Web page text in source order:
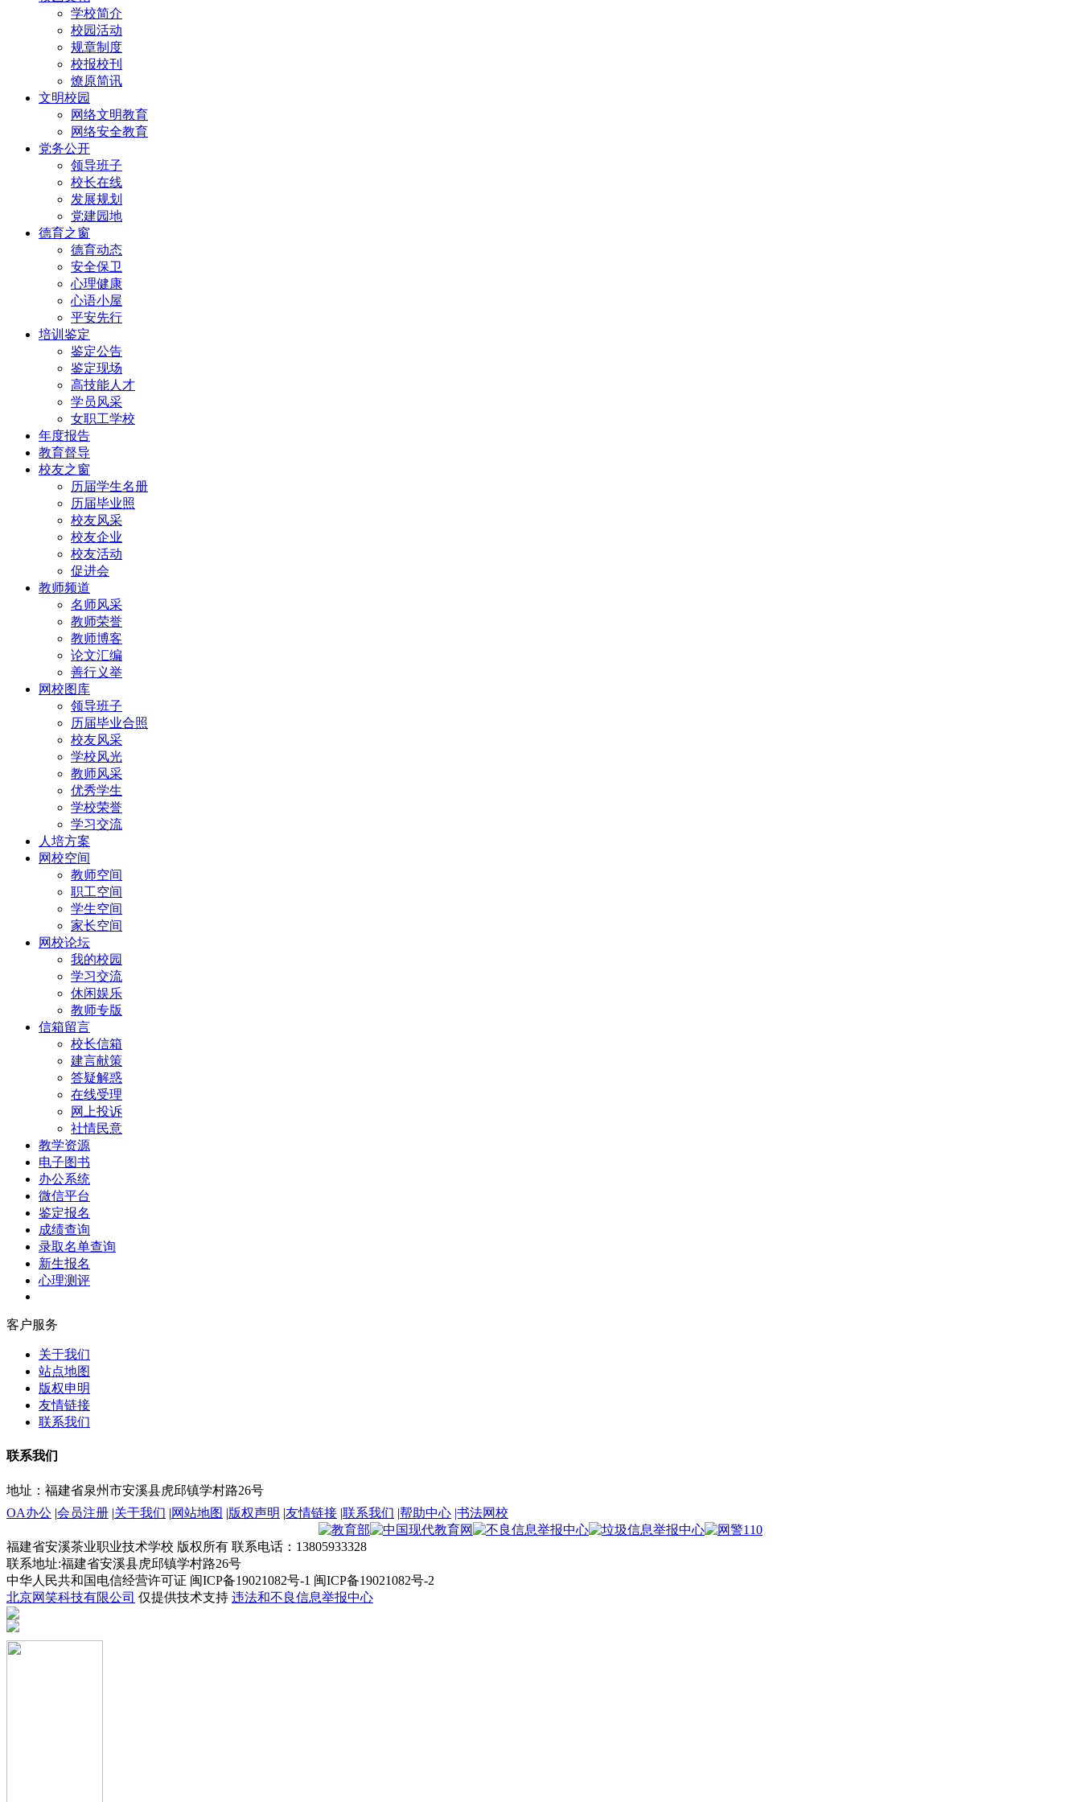
学校简介
校园活动
规章制度
校报校刊
燎原简讯
文明校园
网络文明教育
网络安全教育
党务公开
领导班子
校长在线
发展规划
党建园地
德育之窗
德育动态
安全保卫
心理健康
心语小屋
平安先行
培训鉴定
鉴定公告
鉴定现场
高技能人才
学员风采
女职工学校
年度报告
教育督导
校友之窗
历届学生名册
历届毕业照
校友风采
校友企业
校友活动
促进会
教师频道
名师风采
教师荣誉
教师博客
论文汇编
善行义举
网校图库
领导班子
历届毕业合照
校友风采
学校风光
教师风采
优秀学生
学校荣誉
学习交流
人培方案
网校空间
教师空间
职工空间
学生空间
家长空间
网校论坛
我的校园
学习交流
休闲娱乐
教师专版
信箱留言
校长信箱
建言献策
答疑解惑
在线受理
网上投诉
社情民意
教学资源
电子图书
办公系统
微信平台
鉴定报名
成绩查询
录取名单查询
新生报名
心理测评
客户服务
关于我们
站点地图
版权申明
友情链接
联系我们
联系我们
地址：福建省泉州市安溪县虎邱镇学村路26号
OA办公 |会员注册 |关于我们 |网站地图 |版权声明 |友情链接 |联系我们 |帮助中心 |书法网校
福建省安溪茶业职业技术学校 版权所有 联系电话：13805933328
联系地址:福建省安溪县虎邱镇学村路26号
中华人民共和国电信经营许可证 闽ICP备19021082号-1 闽ICP备19021082号-2
北京网笑科技有限公司 仅提供技术支持 违法和不良信息举报中心